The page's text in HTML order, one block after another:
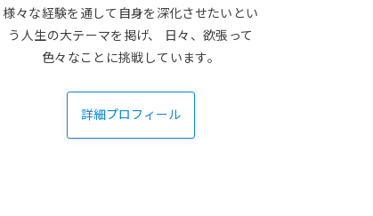
様々な経験を通して自身を深化させたいとい
う人生の大テーマを掲げ、 日々、欲張って
色々なことに挑戦しています。
詳細プロフィール